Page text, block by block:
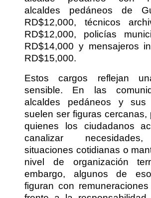
alcaldes pedáneos de
RD$12,000, técnicos
RD$12,000, policías
RD$14,000 y mensajeros
RD$15,000.
Estos cargos reflejan
sensible. En las
alcaldes pedáneos y sus
suelen ser figuras cercanas,
quienes los ciudadanos
canalizar
situaciones cotidianas o
nivel de organización
embargo, algunos de
figuran con